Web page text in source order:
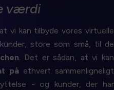
værdi
vi kan tilbyde vores virtuelle
store som små, til de
. Det er sådan, at vi kan
på ethvert sammenligneligt
- og kunder, der har